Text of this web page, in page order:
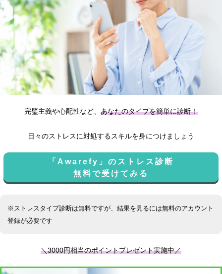
完璧主義や心配性など、 あなたのタイプを簡単に診断！
日々のストレスに対処するスキルを身につけましょう
「Awarefy」のストレス診断
無料で受けてみる
※ストレスタイプ診断は無料ですが、結果を見るには無料のアカウント
登録が必要です
＼3000円相当のポイントプレゼント実施中／